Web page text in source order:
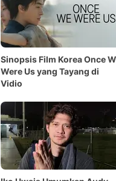
Sinopsis Film Korea Once
Were Us yang Tayang di
Vidio